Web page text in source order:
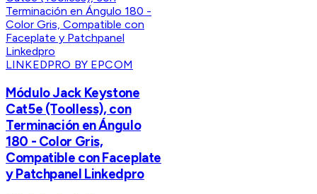
LINKEDPRO BY EPCOM
Módulo Jack Keystone
Cat5e (Toolless), con
Terminación en Ángulo
180 - Color Gris,
Compatible con Faceplate
y Patchpanel Linkedpro